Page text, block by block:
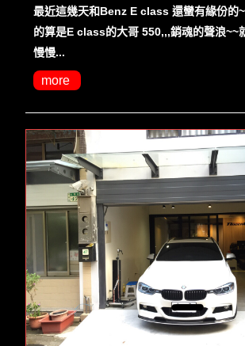
最近這幾天和Benz E class 還蠻有緣份的
的算是E class的大哥 550,,,銷魂的聲浪~~
慢慢...
more